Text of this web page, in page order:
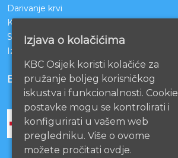
Darivanje krvi
KBCO Webmail
Sestrinstvo KBC Osijek
Izjava o pristupačnosti mrežnih stranica
BOLNICE PARTNERI
Izjava o kolačićima
KBC Osijek koristi kolačiće za
pružanje boljeg korisničkog
iskustva i funkcionalnosti. Cookie
postavke mogu se kontrolirati i
konfigurirati u vašem web
pregledniku. Više o ovome
možete pročitati ovdje.